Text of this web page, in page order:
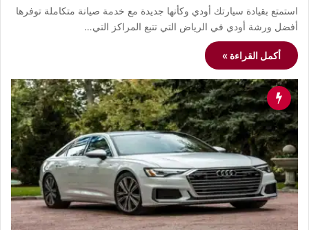
استمتع بقيادة سيارتك أودي وكأنها جديدة مع خدمة صيانة متكاملة توفرها
أفضل ورشة أودي في الرياض التي تتبع المراكز التي…
أكمل القراءة »